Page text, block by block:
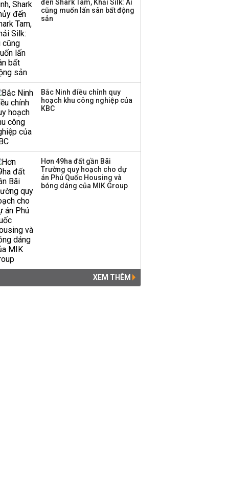
đến Shark Tam, Khải Silk: Ai
cũng muốn lấn sân bất động
sản
Bắc Ninh điều chỉnh quy
hoạch khu công nghiệp của
KBC
Hơn 49ha đất gần Bãi
Trường quy hoạch cho dự
án Phú Quốc Housing và
bóng dáng của MIK Group
XEM THÊM